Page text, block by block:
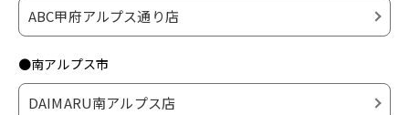
ABC甲府アルプス通り店
●南アルプス市
DAIMARU南アルプス店